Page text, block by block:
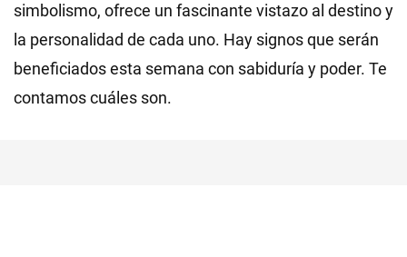
simbolismo, ofrece un fascinante vistazo al destino y
la personalidad de cada uno. Hay signos que serán
beneficiados esta semana con sabiduría y poder. Te
contamos cuáles son.